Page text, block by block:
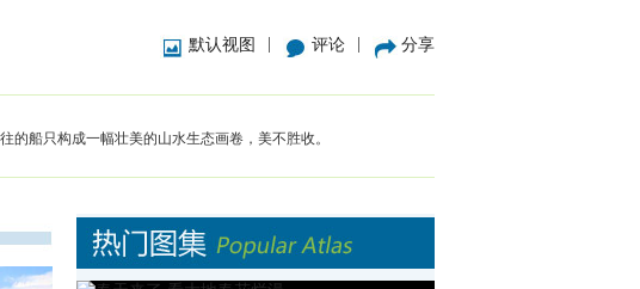
默认视图 评论 分享
船只构成一幅壮美的山水生态画卷，美不胜收。